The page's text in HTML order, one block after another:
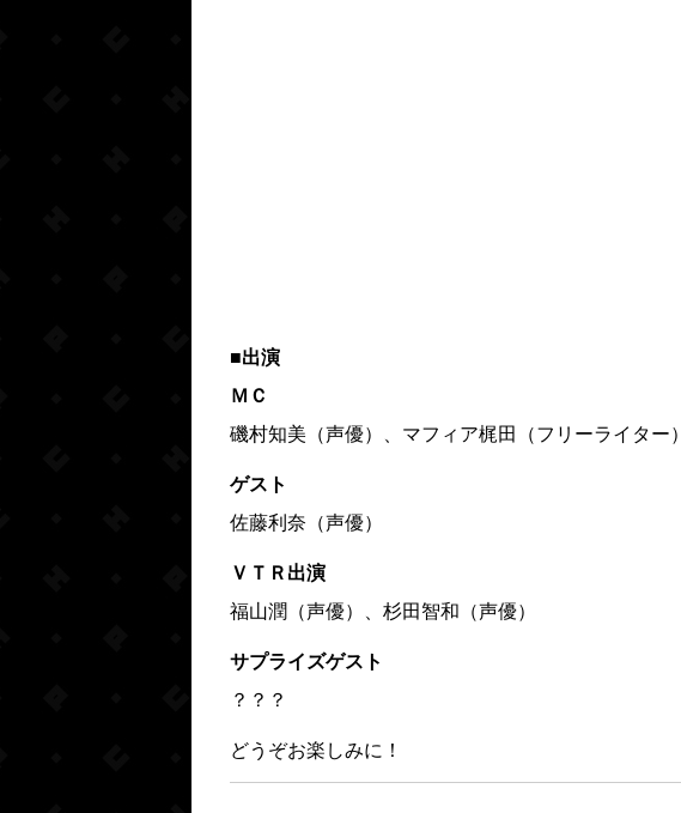
■出演
ＭＣ
磯村知美（声優）、マフィア梶田（フリーライター）
ゲスト
佐藤利奈（声優）
ＶＴＲ出演
福山潤（声優）、杉田智和（声優）
サプライズゲスト
？？？
どうぞお楽しみに！